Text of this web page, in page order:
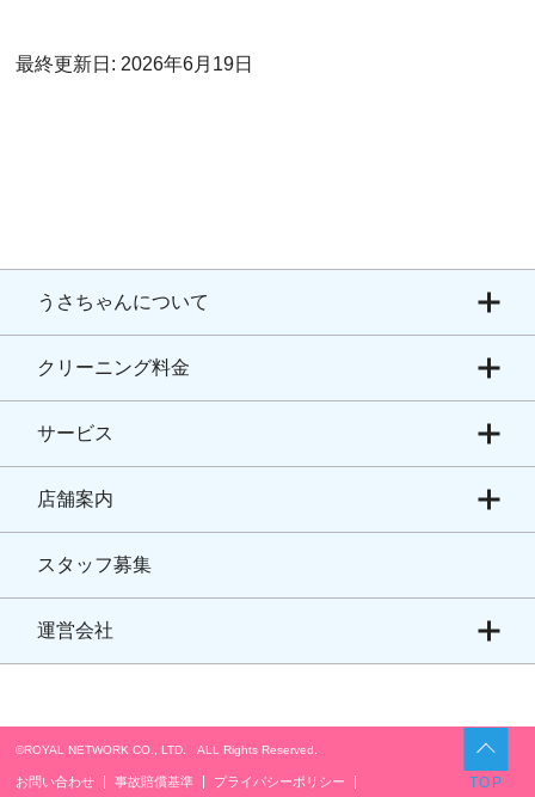
最終更新日: 2026年6月19日
うさちゃんについて
クリーニング料金
サービス
店舗案内
スタッフ募集
運営会社
©ROYAL NETWORK CO., LTD. ALL Rights Reserved.​
お問い合わせ 事故賠償基準 プライバシーポリシー